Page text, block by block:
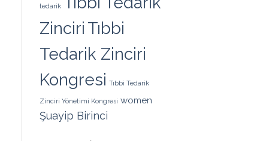
tedarik
Zinciri Tıbbi
Tedarik Zinciri
Kongresi Tıbbi Tedarik
Zinciri Yönetimi Kongresi women
Şuayip Birinci